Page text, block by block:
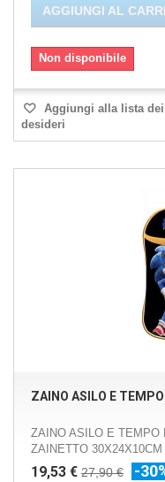
AGGIUNGI AL
Non disponibile
Aggiungi alla lista dei
desideri
ZAINO ASILO E
ZAINO ASILO E TEMPO
ZAINETTO
19,53 € 27,90 € -